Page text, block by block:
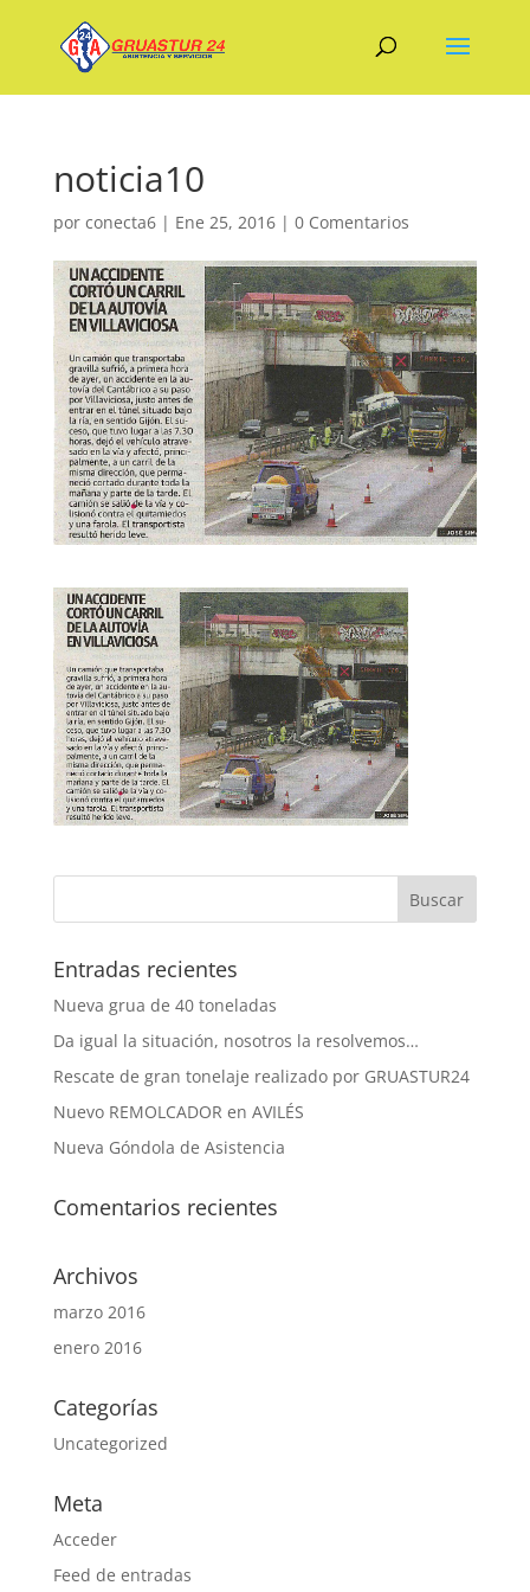
noticia10
por conecta6| Ene 25, 2016| 0 Comentarios
Entradas recientes
Nueva grua de 40 toneladas
Da igual la situación, nosotros la resolvemos…
Rescate de gran tonelaje realizado por GRUASTUR24
Nuevo REMOLCADOR en AVILÉS
Nueva Góndola de Asistencia
Comentarios recientes
Archivos
marzo 2016
enero 2016
Categorías
Uncategorized
Meta
Acceder
Feed de entradas